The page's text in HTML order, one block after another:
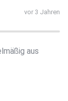
vor 3 Jahren
aus